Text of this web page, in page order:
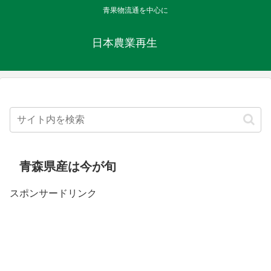
青果物流通を中心に
日本農業再生
青森県産は今が旬
スポンサードリンク